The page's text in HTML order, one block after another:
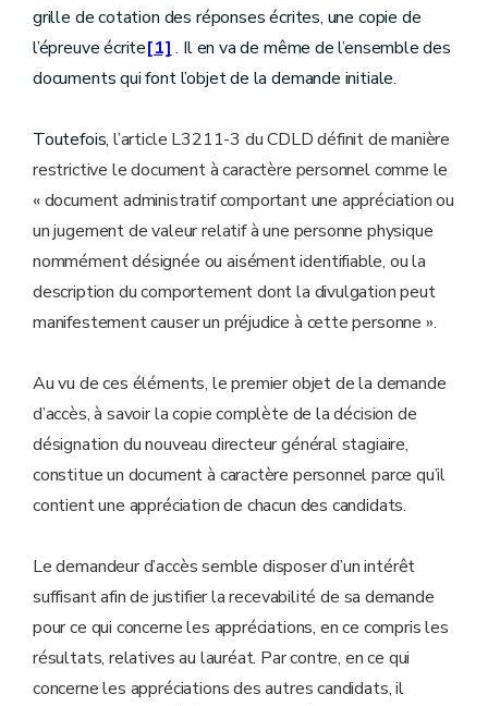
grille de cotation des réponses écrites, une copie de
l’épreuve écrite[1] . Il en va de même de l’ensemble des
documents qui font l’objet de la demande initiale.
Toutefois, l’article L3211-3 du CDLD définit de manière
restrictive le document à caractère personnel comme le
« document administratif comportant une appréciation ou
un jugement de valeur relatif à une personne physique
nommément désignée ou aisément identifiable, ou la
description du comportement dont la divulgation peut
manifestement causer un préjudice à cette personne ».
Au vu de ces éléments, le premier objet de la demande
d’accès, à savoir la copie complète de la décision de
désignation du nouveau directeur général stagiaire,
constitue un document à caractère personnel parce qu’il
contient une appréciation de chacun des candidats.
Le demandeur d’accès semble disposer d’un intérêt
suffisant afin de justifier la recevabilité de sa demande
pour ce qui concerne les appréciations, en ce compris les
résultats, relatives au lauréat. Par contre, en ce qui
concerne les appréciations des autres candidats, il